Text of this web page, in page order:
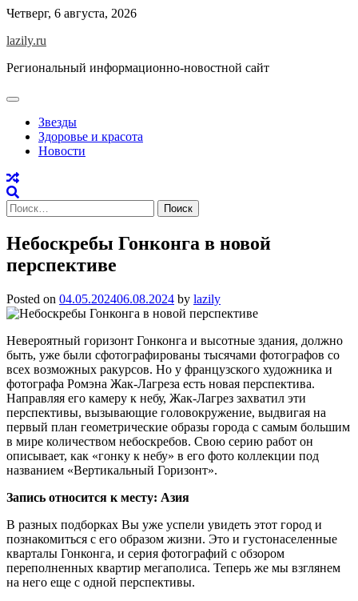
Skip
content
Четверг, 6 августа, 2026
lazily.ru
Региональный информационно-новостной сайт
Звезды
Здоровье и красота
Новости
Найти:
Небоскребы Гонконга в новой
перспективе
Posted on 04.05.202406.08.2024 by lazily
Невероятный горизонт Гонконга и высотные здания, должно
быть, уже были сфотографированы тысячами фотографов со
всех возможных ракурсов. Но у французского художника и
фотографа Ромэна Жак-Лагреза есть новая перспектива.
Направляя его камеру к небу, Жак-Лагрез захватил эти
перспективы, вызывающие головокружение, выдвигая на
первый план геометрические образы города с самым большим
в мире количеством небоскребов. Свою серию работ он
описывает, как «гонку к небу» в его фото коллекции под
названием «Вертикальный Горизонт».
Запись относится к месту: Азия
В разных подборках Вы уже успели увидеть этот город и
познакомиться с его образом жизни. Это и густонаселенные
кварталы Гонконга, и серия фотографий с обзором
переполненных квартир мегаполиса. Теперь же мы взглянем
на него еще с одной перспективы.